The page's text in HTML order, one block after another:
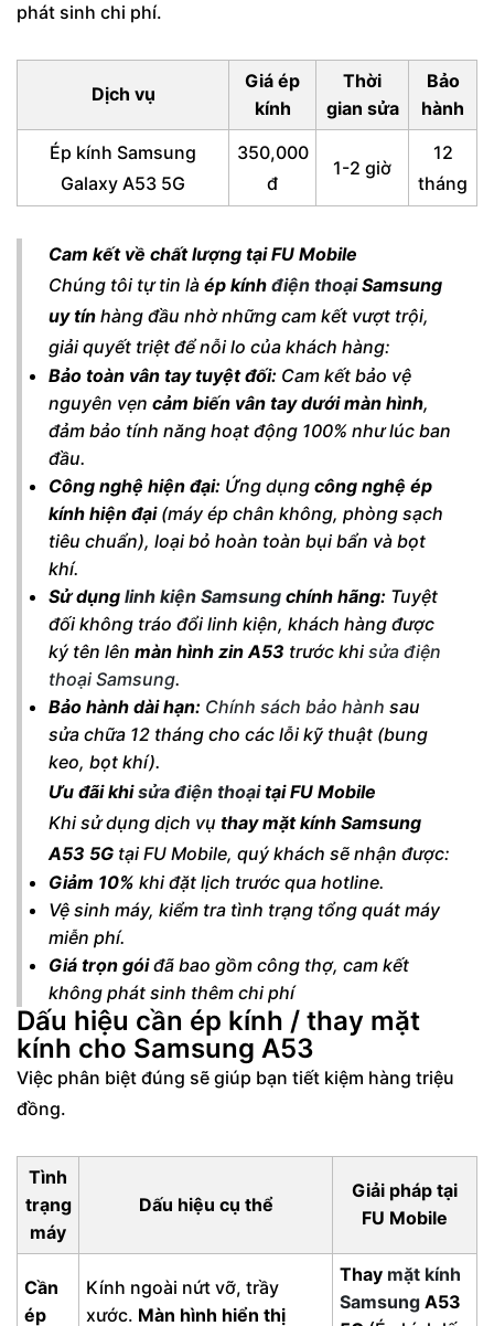
phát sinh chi phí.
Dịch vụ
Giá ép
kính
Thời
gian sửa
Bảo
hành
Ép kính Samsung
Galaxy A53 5G
350,000
đ
1-2 giờ
12
tháng
Cam kết về chất lượng tại FU Mobile
Chúng tôi tự tin là ép kính điện thoạiSamsung
uy tín hàng đầu nhờ những cam kết vượt trội,
giải quyết triệt để nỗi lo của khách hàng:
Bảo toàn vân tay tuyệt đối: Cam kết bảo vệ
nguyên vẹn cảm biến vân tay dưới màn hình,
đảm bảo tính năng hoạt động 100% như lúc ban
đầu.
Công nghệ hiện đại: Ứng dụng công nghệ ép
kính hiện đại(máy ép chân không, phòng sạch
tiêu chuẩn), loại bỏ hoàn toàn bụi bẩn và bọt
khí.
Sử dụng linh kiện Samsung chính hãng: Tuyệt
đối không tráo đổi linh kiện, khách hàng được
ký tên lên màn hình zin A53 trước khi sửa điện
thoại Samsung.
Bảo hành dài hạn: Chính sách bảo hành sau
sửa chữa 12 tháng cho các lỗi kỹ thuật (bung
keo, bọt khí).
Ưu đãi khisửa điện thoạitại FU Mobile
Khi sử dụng dịch vụ thay mặt kính Samsung
A53 5G tại FU Mobile, quý khách sẽ nhận được:
Giảm 10% khi đặt lịch trước qua hotline.
Vệ sinh máy, kiểm tra tình trạng tổng quát máy
miễn phí.
Giá trọn góiđã bao gồm công thợ, cam kết
không phát sinh thêm chi phí
Dấu hiệu cần ép kính / thay mặt
kính cho Samsung A53
Việc phân biệt đúng sẽ giúp bạn tiết kiệm hàng triệu
đồng.
Tình
trạng
máy
Dấu hiệu cụ thể
Giải pháp tại
FU Mobile
Cần
ép
Kính ngoài nứt vỡ, trầy
xước. Màn hình hiển thị
Thay mặt kính
Samsung A53